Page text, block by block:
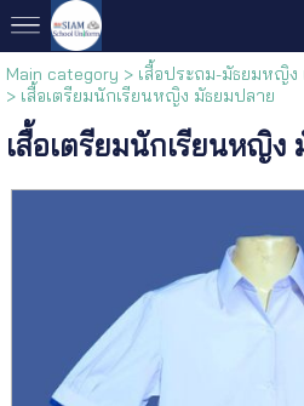
Main category > เสื้อประถม-มัธยมหญิง
> เสื้อเตรียมนักเรียนหญิง มัธยมปลาย
เสื้อเตรียมนักเรียนหญิง